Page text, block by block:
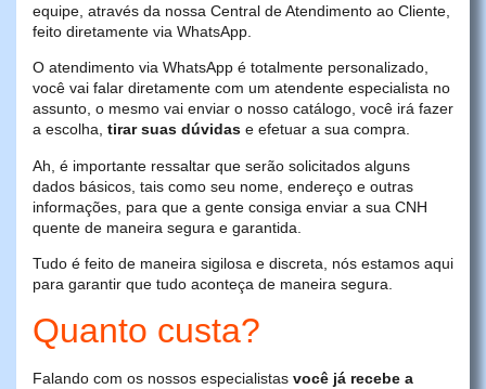
equipe, através da nossa Central de Atendimento ao Cliente,
feito diretamente via WhatsApp.
O atendimento via WhatsApp é totalmente personalizado,
você vai falar diretamente com um atendente especialista no
assunto, o mesmo vai enviar o nosso catálogo, você irá fazer
a escolha, tirar suas dúvidas e efetuar a sua compra.
Ah, é importante ressaltar que serão solicitados alguns
dados básicos, tais como seu nome, endereço e outras
informações, para que a gente consiga enviar a sua CNH
quente de maneira segura e garantida.
Tudo é feito de maneira sigilosa e discreta, nós estamos aqui
para garantir que tudo aconteça de maneira segura.
Quanto custa?
Falando com os nossos especialistas você já recebe a